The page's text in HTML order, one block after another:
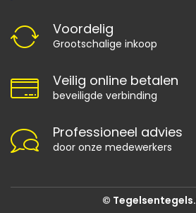
Voordelig
Grootschalige inkoop
Veilig online betalen
beveiligde verbinding
Professioneel advies
door onze medewerkers
©